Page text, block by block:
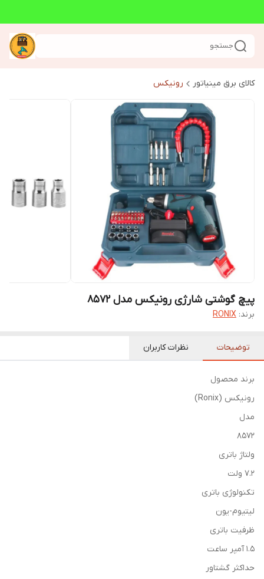
جستجو
کالای برق مینیاتور رونیکس
پیچ گوشتی شارژی رونیکس مدل 8572
برند: RONIX
توضیحات نظرات کاربران
برند محصول
رونیکس (Ronix)
مدل
8572
ولتاژ باتری
7.2 ولت
تکنولوژی باتری
لیتیوم-یون
ظرفیت باتری
1.5 آمپر ساعت
حداکثر گشتاور